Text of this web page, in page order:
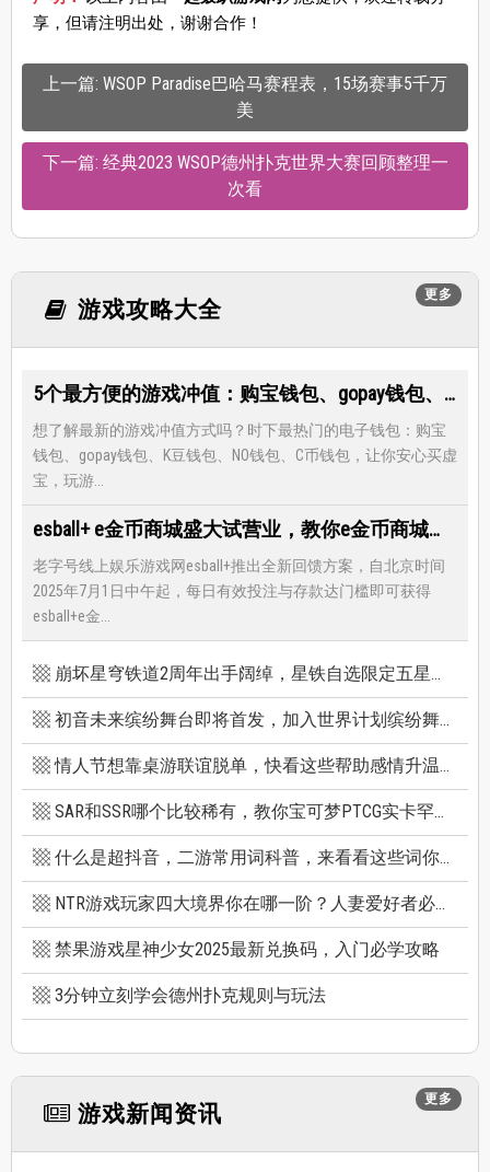
享，但请注明出处，谢谢合作！
上一篇: WSOP Paradise巴哈马赛程表，15场赛事5千万
美
下一篇: 经典2023 WSOP德州扑克世界大赛回顾整理一
次看
更多
游戏攻略大全
5个最方便的游戏冲值：购宝钱包、gopay钱包、K豆钱包、NO钱包、C币钱包
想了解最新的游戏冲值方式吗？时下最热门的电子钱包：购宝
钱包、gopay钱包、K豆钱包、NO钱包、C币钱包，让你安心买虚
宝，玩游...
esball+ e金币商城盛大试营业，教你e金币商城怎么兑换最优惠
老字号线上娱乐游戏网esball+推出全新回馈方案，自北京时间
2025年7月1日中午起，每日有效投注与存款达门槛即可获得
esball+e金...
崩坏星穹铁道2周年出手阔绰，星铁自选限定五星竟有超保值人权角，新卡池机制一篇看懂
初音未来缤纷舞台即将首发，加入世界计划缤纷舞台前你必须知道的八件事
情人节想靠桌游联谊脱单，快看这些帮助感情升温的桌游技巧
SAR和SSR哪个比较稀有，教你宝可梦PTCG实卡罕贵度怎么看
什么是超抖音，二游常用词科普，来看看这些词你看得懂多少个
NTR游戏玩家四大境界你在哪一阶？人妻爱好者必看三款精选NTR游戏推荐
禁果游戏星神少女2025最新兑换码，入门必学攻略
3分钟立刻学会德州扑克规则与玩法
更多
游戏新闻资讯